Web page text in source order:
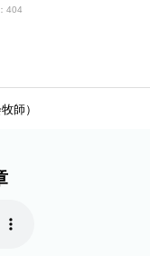
404
師）